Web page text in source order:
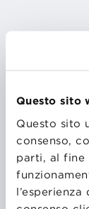
Questo sito
Questo sito
consenso,
parti, al
ITALIANA
Presidente
ambientali,